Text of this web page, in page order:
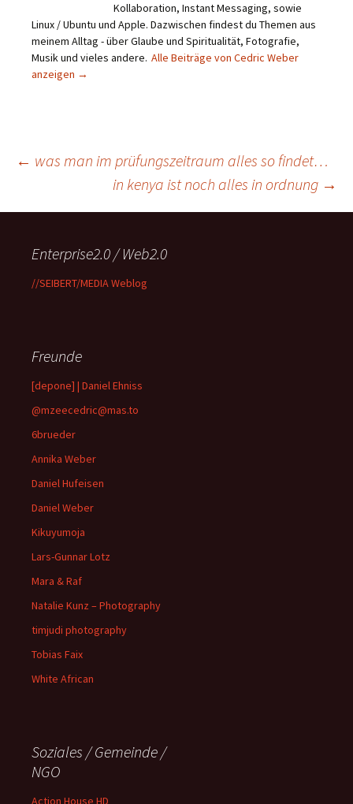
Kollaboration, Instant Messaging, sowie
Linux / Ubuntu und Apple. Dazwischen findest du Themen aus
meinem Alltag - über Glaube und Spiritualität, Fotografie,
Musik und vieles andere. Alle Beiträge von Cedric Weber
anzeigen →
Beitragsnavigation
← was man im prüfungszeitraum alles so findet…
in kenya ist noch alles in ordnung →
Enterprise2.0 / Web2.0
//SEIBERT/MEDIA Weblog
Freunde
[depone] | Daniel Ehniss
@mzeecedric@mas.to
6brueder
Annika Weber
Daniel Hufeisen
Daniel Weber
Kikuyumoja
Lars-Gunnar Lotz
Mara & Raf
Natalie Kunz – Photography
timjudi photography
Tobias Faix
White African
Soziales / Gemeinde /
NGO
Action House HD